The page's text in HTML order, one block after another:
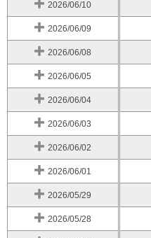
2026/06/10
2026/06/09
2026/06/08
2026/06/05
2026/06/04
2026/06/03
2026/06/02
2026/06/01
2026/05/29
2026/05/28